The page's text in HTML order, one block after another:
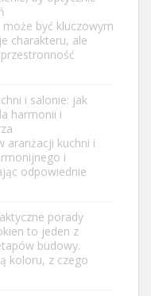
może być kluczowym
charakteru, ale
i salonie: jak
harmonii i
aranżacji kuchni i
i
odpowiednie
porady
to jeden z
budowy.
koloru, z czego